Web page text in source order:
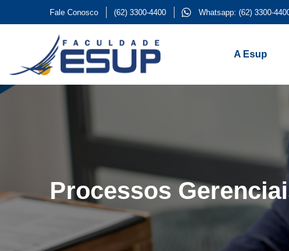
Fale Conosco (62) 3300-4400 Whatsapp: (62) 3300-
A Esup
Processos